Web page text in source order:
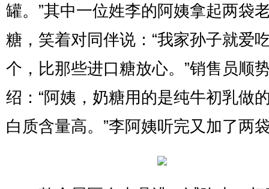
罐。”其中一位姓李的阿姨拿起两袋
糖，笑着对同伴说：“我家孙子就爱
个，比那些进口糖放心。”销售员顺
绍：“阿姨，奶糖用的是纯牛初乳做
白质含量高。”李阿姨听完又加了两